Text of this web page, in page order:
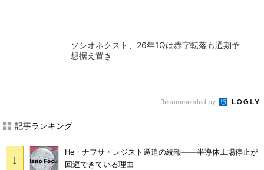
ソシオネクスト、26年1Qは赤字転落も通期予
想据え置き
Recommended by
記事ランキング
He・ナフサ・レジスト逼迫の続報――半導体工場停止が
回避できている理由